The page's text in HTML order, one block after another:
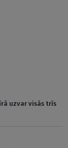
uzvar visās trīs